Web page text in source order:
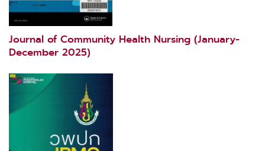
Journal of Community Health Nursing (January-
December 2025)